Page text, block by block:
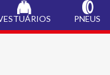
PNEUS
CAPACETE LS2
BOTA